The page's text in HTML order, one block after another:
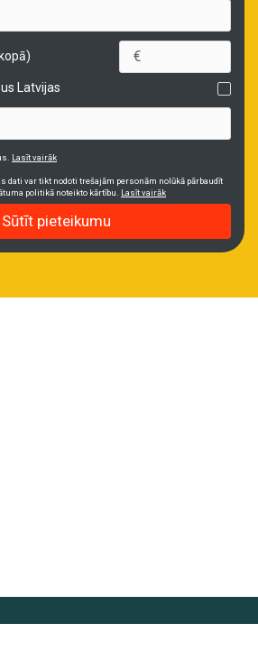
Latvijas
Lasīt vairāk
dati var tikt nodoti trešajām personām nolūkā pārbaudīt
politikā noteikto kārtību. Lasīt vairāk
Sūtīt pieteikumu